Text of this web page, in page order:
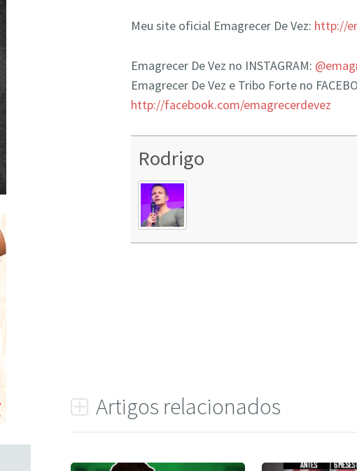
Meu site oficial Emagrecer De Vez: http://
Emagrecer De Vez no INSTAGRAM:
Emagrecer De Vez e Tribo Forte no
http://facebook.com/emagrecerdevez
Rodrigo
Artigos relacionados